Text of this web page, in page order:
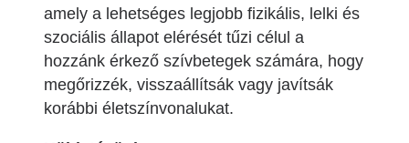
amely a lehetséges legjobb fizikális, lelki és
szociális állapot elérését tűzi célul a
hozzánk érkező szívbetegek számára, hogy
megőrizzék, visszaállítsák vagy javítsák
korábbi életszínvonalukat.